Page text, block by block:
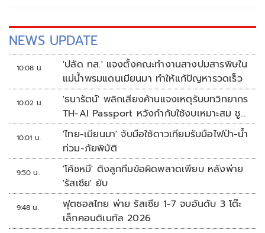
NEWS UPDATE
10:08 น.
'ปลัด ทส.' แจงตั้งคณะทำงานสางปมสารพิษใน
แม่น้ำพรมแดนเมียนมา ทำให้แก้ปัญหารวดเร็ว
10:02 น.
'ธนารัตน์' พลิกเสียงค้านแจงเหตุรับบทวิทยากร
TH-AI Passport หวังกำกับใช้งบเหมาะสม ชู
จุดเด่นคนไทยได้ใช้ AI ระดับโปร ลดเหลื่อมล้ำ
ทางเทคโนโลยี เซฟงบไปกว่า900ล้าน เชื่อหาก
ใช้เต็มที่เอกชนขาดทุนย่อยยับ
10:01 น.
'ไทย-เมียนมา' จับมือใช้ดาวเทียมรับมือไฟป่า-น้ำ
ท่วม-ภัยพิบัติ
9:50 น.
'โค้ชหมี' ติงลูกทีมข้อผิดพลาดเพียบ หลังพ่าย
'รัสเซีย' ยับ
9:48 น.
ฟุตซอลไทย พ่าย รัสเซีย 1-7 จบอันดับ 3 โต๊ะ
เล็กคอนติเนทัล 2026